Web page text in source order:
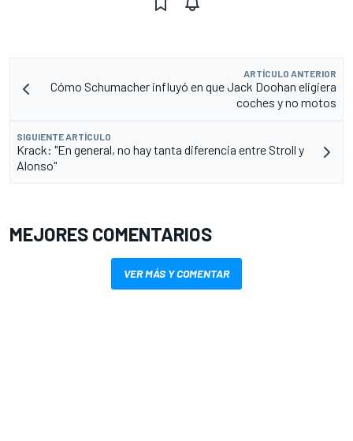
ARTÍCULO ANTERIOR
Cómo Schumacher influyó en que Jack Doohan eligiera
coches y no motos
SIGUIENTE ARTÍCULO
Krack: "En general, no hay tanta diferencia entre Stroll y
Alonso"
MEJORES COMENTARIOS
VER MÁS Y COMENTAR